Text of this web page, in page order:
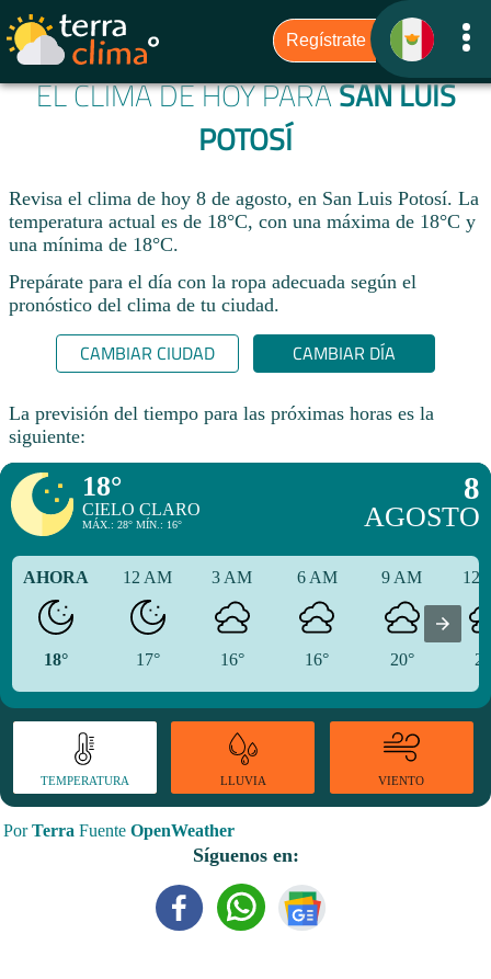
EL CLIMA DE HOY PARASAN LUIS
POTOSÍ
Revisa el clima de hoy 8 de agosto, en San Luis Potosí. La
temperatura actual es de 18°C, con una máxima de 18°C y
una mínima de 18°C.​
Prepárate para el día con la ropa adecuada según el
pronóstico del clima de tu ciudad.​
CAMBIAR CIUDAD CAMBIAR DÍA
La previsión del tiempo para las próximas horas es la
siguiente:
18°
CIELO CLARO
MÁX.: 28° MÍN.: 16°
8
AGOSTO
AHORA
18°
12 AM
17°
3 AM
16°
6 AM
16°
9 AM
20°
12
TEMPERATURA LLUVIA VIENTO
PorTerra Fuente OpenWeather
Síguenos en: